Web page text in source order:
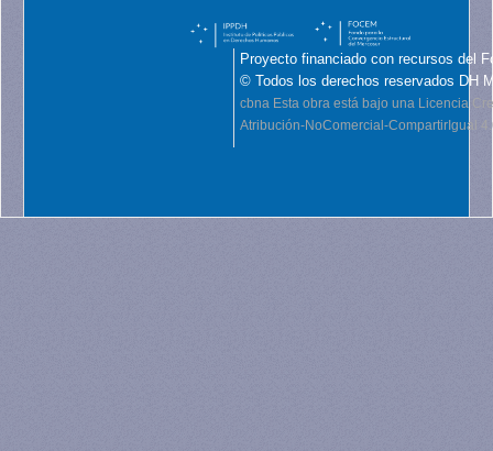
Proyecto financiado con recursos del
© Todos los derechos reservados DH
cbna Esta obra está bajo una Licencia
Atribución-NoComercial-CompartirIgual